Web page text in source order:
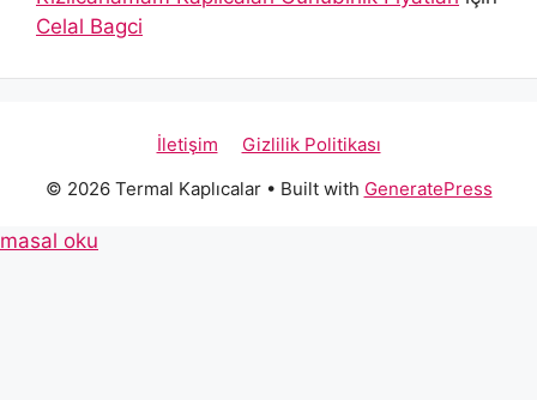
Celal Bagci
İletişim
Gizlilik Politikası
© 2026 Termal Kaplıcalar• Built with GeneratePress
masal oku